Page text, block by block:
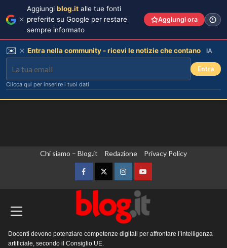
Chi siamo – Blog.it Redazione Privacy Policy
FacebookTwitterInstagramYouTube
principale
Docenti devono potenziare competenze digitali per affrontare l’intelligenza
artificiale, secondo il Consiglio UE.
Aggiungi blog.it alle tue fonti
preferite su Google per restare
sempre informato
Aggiungi ora
✉️ Entra nella community - ricevi le notizie che contano IA
Entra
Clicca qui per inserire i tuoi dati